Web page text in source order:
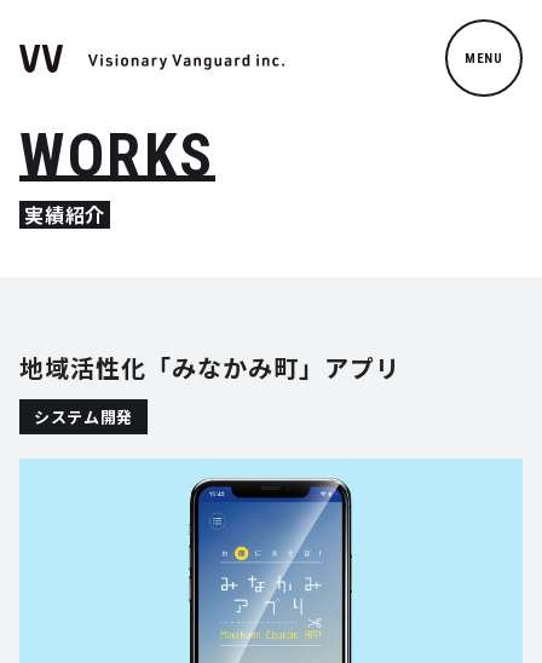
MENU
WORKS
実績紹介
地域活性化「みなかみ町」アプリ
システム開発